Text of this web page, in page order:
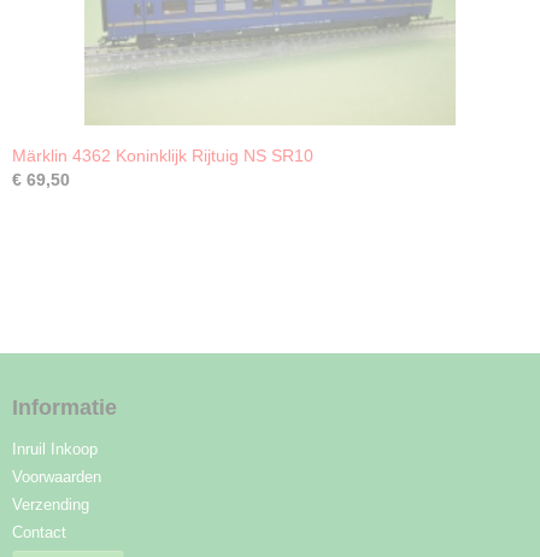
Märklin 4362 Koninklijk Rijtuig NS SR10
€ 69,50
Informatie
Inruil Inkoop
Voorwaarden
Verzending
Contact